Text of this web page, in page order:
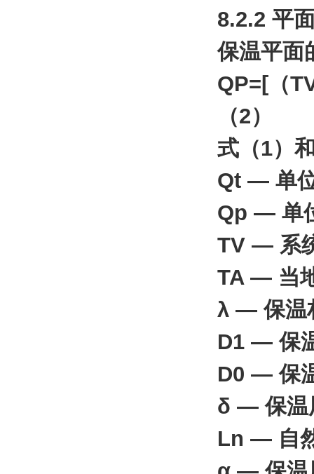
8.2.2 平
保温平面
QP=[（
（2）
式（1）
Qt — 单
Qp — 单
TV — 系
TA — 当
λ — 保温
D1 — 保
D0 — 保
δ — 保温
Ln — 自